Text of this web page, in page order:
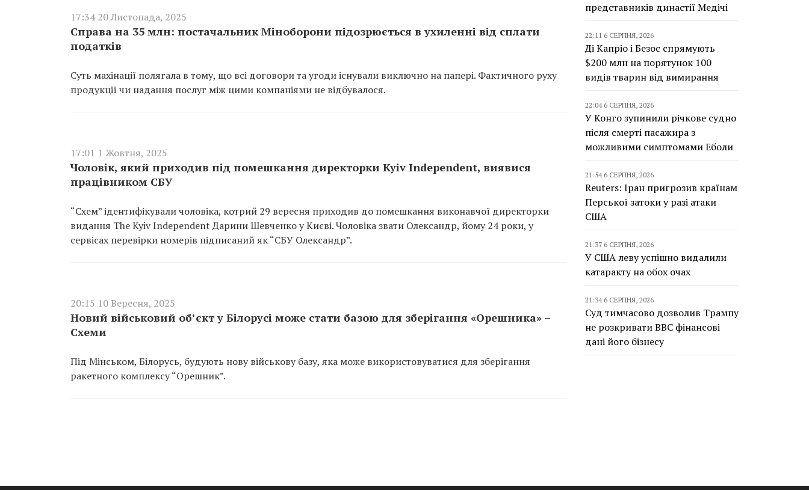
17:34 20 Листопада, 2025
Справа на 35 млн: постачальник Міноборони підозрюється в ухиленні від сплати
податків
Суть махінації полягала в тому, що всі договори та угоди існували виключно на папері. Фактичного руху
продукції чи надання послуг між цими компаніями не відбувалося.
17:01 1 Жовтня, 2025
Чоловік, який приходив під помешкання директорки Kyiv Independent, виявися
працівником СБУ
“Схем” ідентифікували чоловіка, котрий 29 вересня приходив до помешкання виконавчої директорки
видання The Kyiv Independent Дарини Шевченко у Києві. Чоловіка звати Олександр, йому 24 роки, у
сервісах перевірки номерів підписаний як “СБУ Олександр”.
20:15 10 Вересня, 2025
Новий військовий об’єкт у Білорусі може стати базою для зберігання «Орешника» –
Схеми
Під Мінськом, Білорусь, будують нову військову базу, яка може використовуватися для зберігання
ракетного комплексу “Орешник”.
представників династії Медічі
22:11 6 СЕРПНЯ, 2026
Ді Капріо і Безос спрямують
$200 млн на порятунок 100
видів тварин від вимирання
22:04 6 СЕРПНЯ, 2026
У Конго зупинили річкове судно
після смерті пасажира з
можливими симптомами Еболи
21:54 6 СЕРПНЯ, 2026
Reuters: Іран пригрозив країнам
Перської затоки у разі атаки
США
21:37 6 СЕРПНЯ, 2026
У США леву успішно видалили
катаракту на обох очах
21:34 6 СЕРПНЯ, 2026
Суд тимчасово дозволив Трампу
не розкривати BBC фінансові
дані його бізнесу